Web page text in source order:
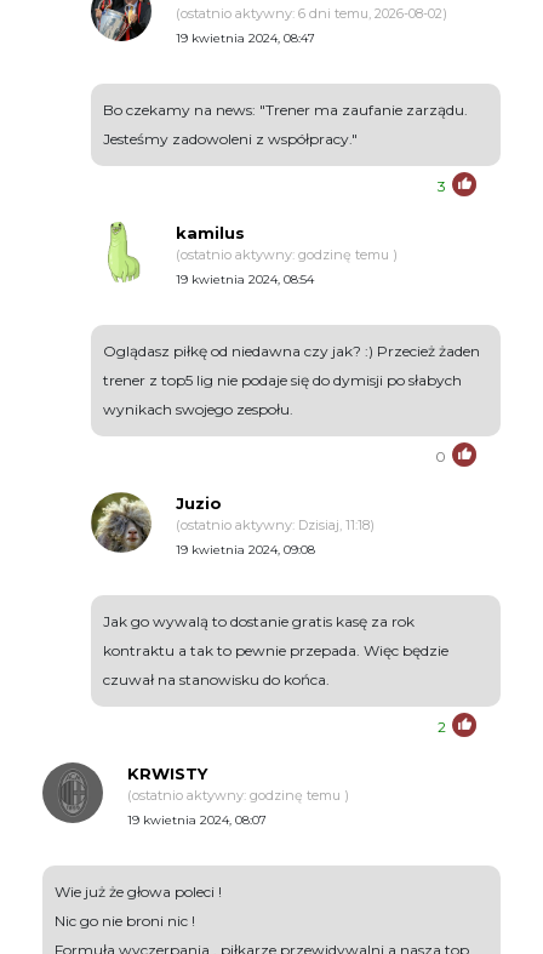
(ostatnio aktywny: 6 dni temu, 2026-08-02)
19 kwietnia 2024, 08:47
Bo czekamy na news: "Trener ma zaufanie zarządu.
Jesteśmy zadowoleni z współpracy."
3
kamilus
(ostatnio aktywny: godzinę temu )
19 kwietnia 2024, 08:54
Oglądasz piłkę od niedawna czy jak? :) Przecież żaden
trener z top5 lig nie podaje się do dymisji po słabych
wynikach swojego zespołu.
0
Juzio
(ostatnio aktywny: Dzisiaj, 11:18)
19 kwietnia 2024, 09:08
Jak go wywalą to dostanie gratis kasę za rok
kontraktu a tak to pewnie przepada. Więc będzie
czuwał na stanowisku do końca.
2
KRWISTY
(ostatnio aktywny: godzinę temu )
19 kwietnia 2024, 08:07
Wie już że głowa poleci !
Nic go nie broni nic !
Formuła wyczerpania , piłkarze przewidywalni a nasza top